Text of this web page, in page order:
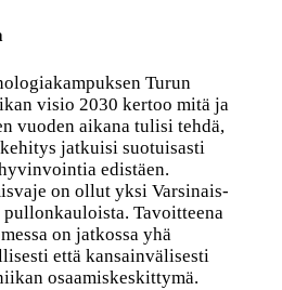
Turun
visio 2030 kertoo mitä ja
vuoden aikana tulisi tehdä,
jatkuisi suotuisasti
edistäen.
on ollut yksi Varsinais-
pullonkauloista. Tavoitteena
on jatkossa yhä
että kansainvälisesti
osaamiskeskittymä.